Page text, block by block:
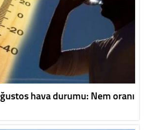
hava durumu: Nem oranı